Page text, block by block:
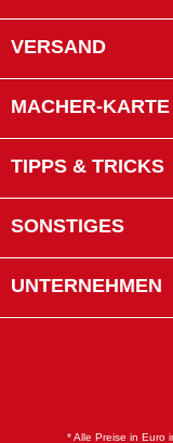
VERSAND
MACHER-KARTE
TIPPS & TRICKS
SONSTIGES
UNTERNEHMEN
* Alle Preise in Euro